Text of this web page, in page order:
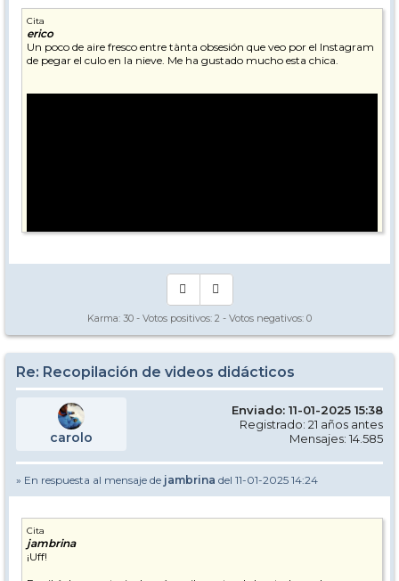
Cita
erico
Un poco de aire fresco entre tànta obsesión que veo por el Instagram
de pegar el culo en la nieve. Me ha gustado mucho esta chica.
Karma: 30 - Votos positivos: 2 - Votos negativos: 0
Re: Recopilación de videos didácticos
carolo
Enviado: 11-01-2025 15:38
Registrado: 21 años antes
Mensajes: 14.585
» En respuesta al mensaje de jambrina del 11-01-2025 14:24
Cita
jambrina
¡Uff!